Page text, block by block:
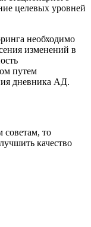
целевых уровней
необходимо
изменений в
путем
дневника АД.
советам, то
качество